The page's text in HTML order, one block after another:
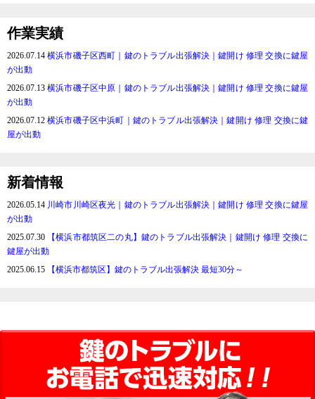
作業実績
2026.07.14横浜市磯子区西町｜鍵のトラブル出張解決｜鍵開け 修理 交換に鍵屋
が出動
2026.07.13横浜市磯子区中原｜鍵のトラブル出張解決｜鍵開け 修理 交換に鍵屋
が出動
2026.07.12横浜市磯子区中浜町｜鍵のトラブル出張解決｜鍵開け 修理 交換に鍵
屋が出動
新着情報
2026.05.14 川崎市川崎区夜光｜鍵のトラブル出張解決｜鍵開け 修理 交換に鍵屋
が出動
2025.07.30
【横浜市都筑区二の丸】鍵のトラブル出張解決｜鍵開け 修理 交換に
鍵屋が出動
2025.06.15
【横浜市都筑区】鍵のトラブル出張解決 最短30分～